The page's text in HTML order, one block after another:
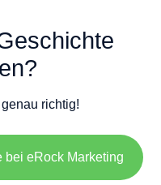
richtig!
bei eRock Marketing